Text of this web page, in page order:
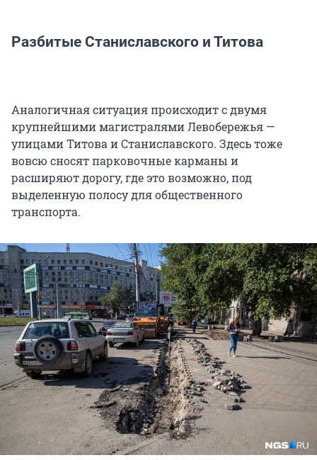
Разбитые Станиславского и Титова
Аналогичная ситуация происходит с двумя
крупнейшими магистралями Левобережья —
улицами Титова и Станиславского. Здесь тоже
вовсю сносят парковочные карманы и
расширяют дорогу, где это возможно, под
выделенную полосу для общественного
транспорта.